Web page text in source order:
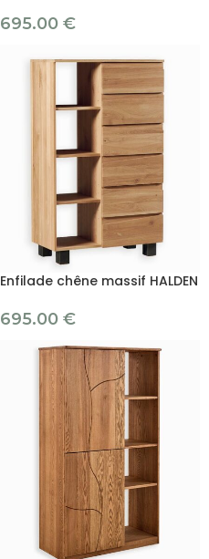
695.00 €
Enfilade chêne massif HALDEN
695.00 €